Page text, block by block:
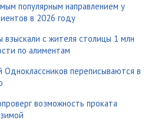
популярным направлением у
в 2026 году
взыскали с жителя столицы 1 млн
по алиментам
Одноклассников переписываются в
возможность проката